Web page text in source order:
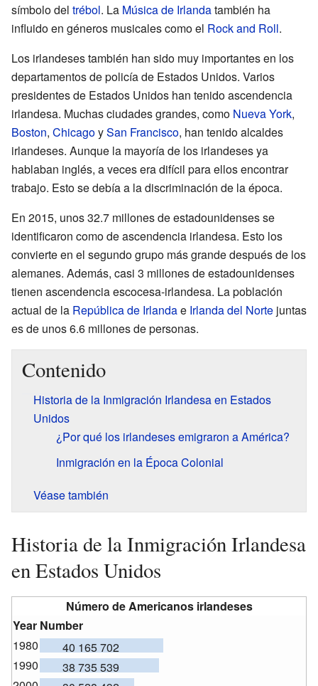
símbolo del trébol. La Música de Irlandatambién ha
influido en géneros musicales como el Rock and Roll.
Los irlandeses también han sido muy importantes en los
departamentos de policía de Estados Unidos. Varios
presidentes de Estados Unidos han tenido ascendencia
irlandesa. Muchas ciudades grandes, como Nueva York,
Boston, ChicagoySan Francisco, han tenido alcaldes
irlandeses. Aunque la mayoría de los irlandeses ya
hablaban inglés, a veces era difícil para ellos encontrar
trabajo. Esto se debía a la discriminación de la época.
En 2015, unos 32.7 millones de estadounidenses se
identificaron como de ascendencia irlandesa. Esto los
convierte en el segundo grupo más grande después de los
alemanes. Además, casi 3 millones de estadounidenses
tienen ascendencia escocesa-irlandesa. La población
actual de la República de Irlandae Irlanda del Norte juntas
es de unos 6.6 millones de personas.
Contenido
Historia de la Inmigración Irlandesa en Estados
Unidos
¿Por qué los irlandeses emigraron a América?
Inmigración en la Época Colonial
Véase también
Historia de la Inmigración Irlandesa
en Estados Unidos
Número de Americanos irlandeses
Year Number
1980
40 165 702
1990
38 735 539